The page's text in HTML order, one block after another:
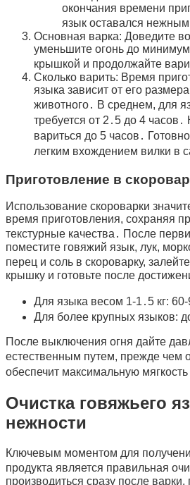
окончания времени
язык оставался нежным
Основная варка: Доведите
уменьшите огонь до
крышкой и продолжайте
Сколько варить: Время
языка зависит от его
животного․ В среднем, для
требуется от 2․5 до 4
вариться до 5 часов․
легким вхождением вилки в
Приготовление в
Использование скороварки
время приготовления, сохраняя
текстурные качества․ После
поместите говяжий язык, лук,
перец и соль в скороварку,
крышку и готовьте после
Для языка весом 1-1․5 кг: 60-
Для более крупных языков:
После выключения огня дайте
естественным путем, прежде чем
обеспечит максимальную
Очистка говяжьего
нежности
Ключевым моментом для
продукта является правильная
производиться сразу после